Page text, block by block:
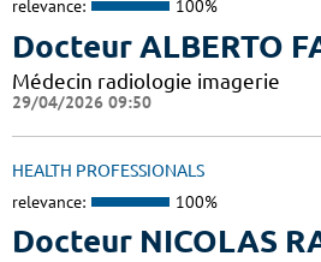
relevance: 100%
Docteur ALBERTO
Médecin radiologie imagerie
29/04/2026 09:50
HEALTH PROFESSIONALS
relevance: 100%
Docteur NICOLAS